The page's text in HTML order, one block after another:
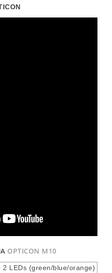
OPTICON M10
2 LEDs (green/blue/orange)